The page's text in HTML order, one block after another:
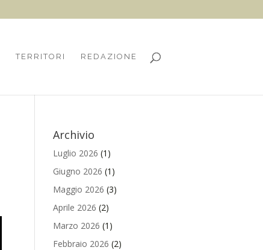
TERRITORI REDAZIONE
Archivio
Luglio 2026 (1)
Giugno 2026 (1)
Maggio 2026 (3)
Aprile 2026 (2)
Marzo 2026 (1)
Febbraio 2026 (2)